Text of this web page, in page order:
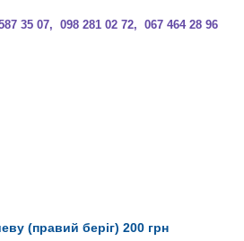
35 07, 098 281 02 72, 067 464 28 96
(правий беріг) 200 грн